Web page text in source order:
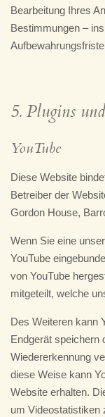
Bearbeitung Ihres
Bestimmungen –
5. Plugins
YouTube
Diese Website
Betreiber der
Gordon House,
Wenn Sie eine
YouTube
von YouTube
mitgeteilt, welche
Des Weiteren kann
Endgerät speichern
Wiedererkennung
diese Weise kann
Website erhalten.
um Videostatistiken